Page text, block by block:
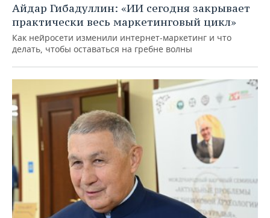
Айдар Гибадуллин: «ИИ сегодня закрывает
практически весь маркетинговый цикл»
Как нейросети изменили интернет-маркетинг и что
делать, чтобы оставаться на гребне волны